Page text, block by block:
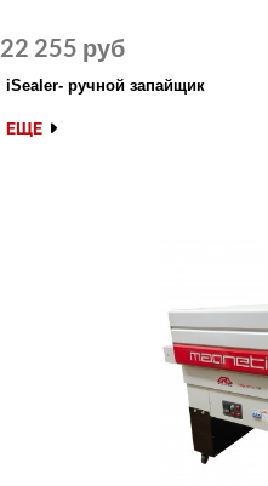
iSealer- ручной запайщик
22 255 руб
ЕЩЕ